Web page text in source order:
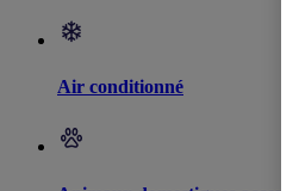
Air conditionné